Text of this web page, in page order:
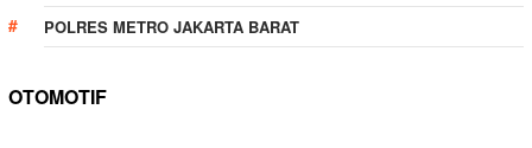
POLRES METRO JAKARTA BARAT
OTOMOTIF